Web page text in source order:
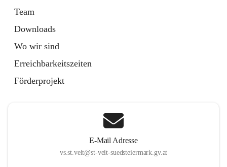
Team
Downloads
Wo wir sind
Erreichbarkeitszeiten
Förderprojekt
E-Mail Adresse
vs.st.veit@st-veit-suedsteiermark.gv.at